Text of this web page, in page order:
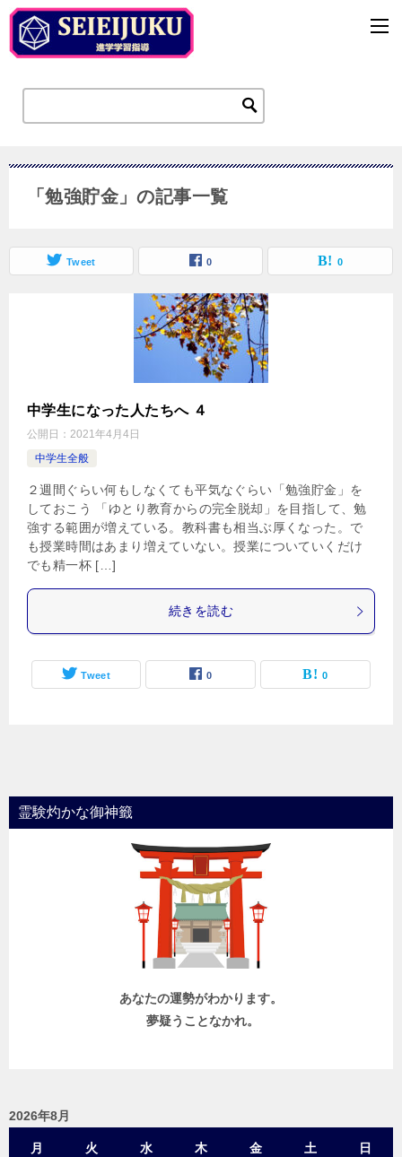
「勉強貯金」の記事一覧
Tweet 0 0
中学生になった人たちへ ４
公開日： 2021年4月4日
中学生全般
２週間ぐらい何もしなくても平気なぐらい「勉強貯金」を
しておこう 「ゆとり教育からの完全脱却」を目指して、勉
強する範囲が増えている。教科書も相当ぶ厚くなった。で
も授業時間はあまり増えていない。授業についていくだけ
でも精一杯 […]
続きを読む
Tweet 0 0
霊験灼かな御神籤
あなたの運勢がわかります。
夢疑うことなかれ。
2026年8月
月 火 水 木 金 土 日